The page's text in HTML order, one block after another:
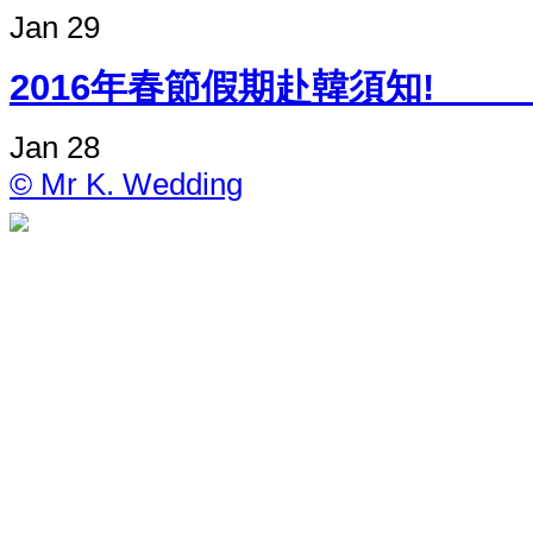
Jan 29
2016年春節假期
Jan 28
© Mr K. Wedding